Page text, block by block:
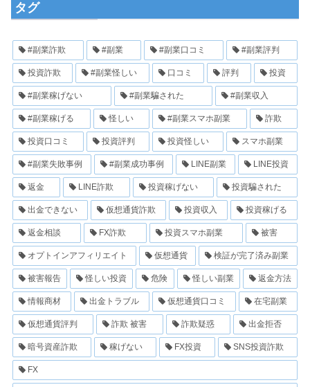
タグ
#副業詐欺 #副業 #副業口コミ #副業評判
投資詐欺 #副業怪しい 口コミ 評判 投資
#副業稼げない #副業騙された #副業収入
#副業稼げる 怪しい #副業スマホ副業 詐欺
投資口コミ 投資評判 投資怪しい スマホ副業
#副業失敗事例 #副業成功事例 LINE副業 LINE投資
返金 LINE詐欺 投資稼げない 投資騙された
出金できない 仮想通貨詐欺 投資収入 投資稼げる
返金相談 FX詐欺 投資スマホ副業 被害
オプトインアフィリエイト 仮想通貨 検証が完了済み副業
被害報告 怪しい投資 危険 怪しい副業 返金方法
情報商材 出金トラブル 仮想通貨口コミ 在宅副業
仮想通貨評判 詐欺 被害 詐欺疑惑 出金拒否
暗号資産詐欺 稼げない FX投資 SNS投資詐欺
FX